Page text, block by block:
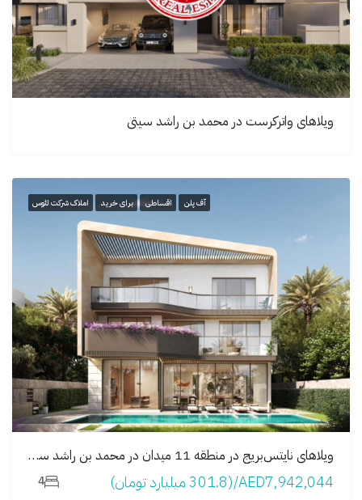
ویلاهای واترکرست در محمد بن راشد سیتی
آف پلن اقساطی برای خرید املاک شرکت لئوس
ویلاهای نایتس‌بریج در منطقه 11 میدان در محمد بن راشد سیتی
AED7,942,044/(301.8 میلیارد تومان) 4